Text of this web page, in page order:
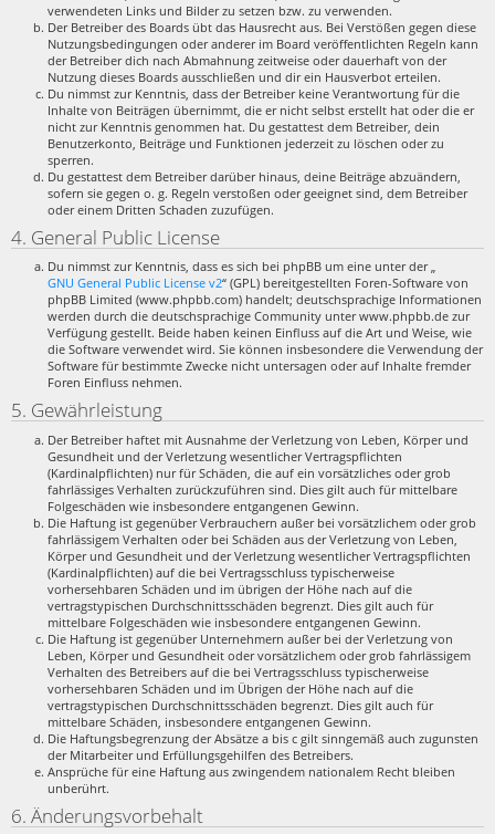
verwendeten Links und Bilder zu setzen bzw. zu verwenden.
Der Betreiber des Boards übt das Hausrecht aus. Bei Verstößen gegen diese
Nutzungsbedingungen oder anderer im Board veröffentlichten Regeln kann
der Betreiber dich nach Abmahnung zeitweise oder dauerhaft von der
Nutzung dieses Boards ausschließen und dir ein Hausverbot erteilen.
Du nimmst zur Kenntnis, dass der Betreiber keine Verantwortung für die
Inhalte von Beiträgen übernimmt, die er nicht selbst erstellt hat oder die er
nicht zur Kenntnis genommen hat. Du gestattest dem Betreiber, dein
Benutzerkonto, Beiträge und Funktionen jederzeit zu löschen oder zu
sperren.
Du gestattest dem Betreiber darüber hinaus, deine Beiträge abzuändern,
sofern sie gegen o. g. Regeln verstoßen oder geeignet sind, dem Betreiber
oder einem Dritten Schaden zuzufügen.
4. General Public License
Du nimmst zur Kenntnis, dass es sich bei phpBB um eine unter der „
GNU General Public License v2“ (GPL) bereitgestellten Foren-Software von
phpBB Limited (www.phpbb.com) handelt; deutschsprachige Informationen
werden durch die deutschsprachige Community unter www.phpbb.de zur
Verfügung gestellt. Beide haben keinen Einfluss auf die Art und Weise, wie
die Software verwendet wird. Sie können insbesondere die Verwendung der
Software für bestimmte Zwecke nicht untersagen oder auf Inhalte fremder
Foren Einfluss nehmen.
5. Gewährleistung
Der Betreiber haftet mit Ausnahme der Verletzung von Leben, Körper und
Gesundheit und der Verletzung wesentlicher Vertragspflichten
(Kardinalpflichten) nur für Schäden, die auf ein vorsätzliches oder grob
fahrlässiges Verhalten zurückzuführen sind. Dies gilt auch für mittelbare
Folgeschäden wie insbesondere entgangenen Gewinn.
Die Haftung ist gegenüber Verbrauchern außer bei vorsätzlichem oder grob
fahrlässigem Verhalten oder bei Schäden aus der Verletzung von Leben,
Körper und Gesundheit und der Verletzung wesentlicher Vertragspflichten
(Kardinalpflichten) auf die bei Vertragsschluss typischerweise
vorhersehbaren Schäden und im übrigen der Höhe nach auf die
vertragstypischen Durchschnittsschäden begrenzt. Dies gilt auch für
mittelbare Folgeschäden wie insbesondere entgangenen Gewinn.
Die Haftung ist gegenüber Unternehmern außer bei der Verletzung von
Leben, Körper und Gesundheit oder vorsätzlichem oder grob fahrlässigem
Verhalten des Betreibers auf die bei Vertragsschluss typischerweise
vorhersehbaren Schäden und im Übrigen der Höhe nach auf die
vertragstypischen Durchschnittsschäden begrenzt. Dies gilt auch für
mittelbare Schäden, insbesondere entgangenen Gewinn.
Die Haftungsbegrenzung der Absätze a bis c gilt sinngemäß auch zugunsten
der Mitarbeiter und Erfüllungsgehilfen des Betreibers.
Ansprüche für eine Haftung aus zwingendem nationalem Recht bleiben
unberührt.
6. Änderungsvorbehalt